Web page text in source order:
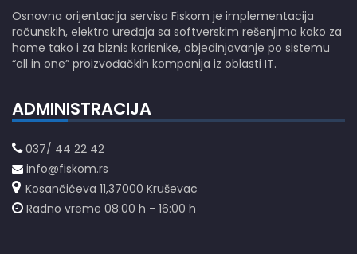
Osnovna orijentacija servisa Fiskom je implementacija
računskih, elektro uređaja sa softverskim rešenjima kako za
home tako i za biznis korisnike, objedinjavanje po sistemu
“all in one” proizvođačkih kompanija iz oblasti IT.
ADMINISTRACIJA
037/ 44 22 42
info@fiskom.rs
Kosančićeva 11,37000 Kruševac
Radno vreme 08:00 h - 16:00 h